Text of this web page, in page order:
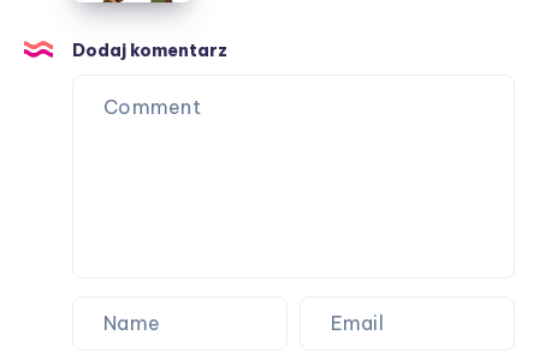
bilet
do
pracy
Dodaj komentarz